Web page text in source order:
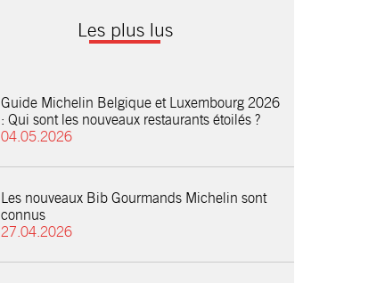
Les plus lus
Guide Michelin Belgique et Luxembourg 2026
: Qui sont les nouveaux restaurants étoilés ?
04.05.2026
Les nouveaux Bib Gourmands Michelin sont
connus
27.04.2026